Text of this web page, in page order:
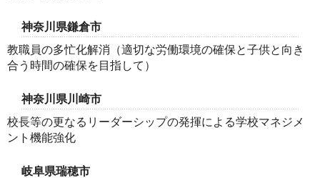
神奈川県鎌倉市
教職員の多忙化解消（適切な労働環境の確保と子供と向き
合う時間の確保を目指して）
神奈川県川崎市
校長等の更なるリーダーシップの発揮による学校マネジメ
ント機能強化
岐阜県瑞穂市